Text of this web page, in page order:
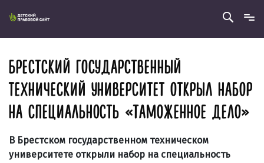
БРЕСТСКИЙ ГОСУДАРСТВЕННЫЙ
ТЕХНИЧЕСКИЙ УНИВЕРСИТЕТ ОТКРЫЛ НАБОР
НА СПЕЦИАЛЬНОСТЬ «ТАМОЖЕННОЕ ДЕЛО»
В Брестском государственном техническом
университете открыли набор на специальность